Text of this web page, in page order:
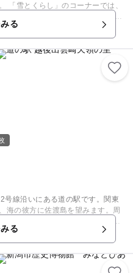
元しています。雪がやんだ午後の
い店内と通りの様子、２階から見
は、当時の息づかいも聞こえてき
を体感できるようにしていま
り」のコーナーでは、米づくりの
る
号線沿いにある道の駅です。関東
海の彼方に佐渡島を望みます。周
が「荒海や佐渡によこたふ天河」
地として知られています。敷地内
す102mの木製観光ブリッジ「夕
います。
る